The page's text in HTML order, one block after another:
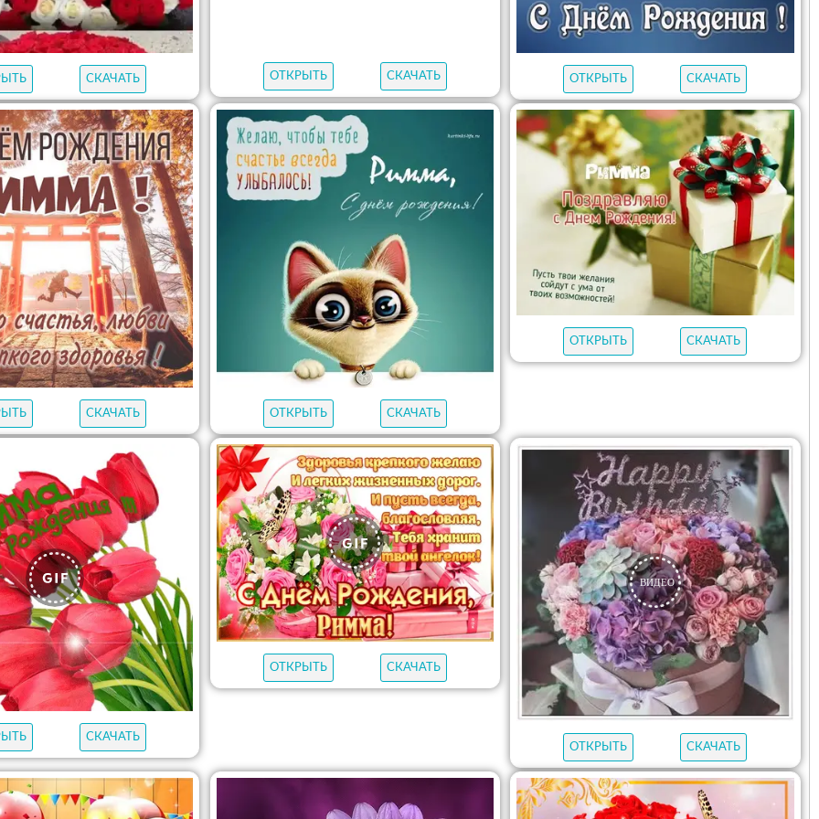
СКАЧАТЬ ОТКРЫТЬ СКАЧАТЬ ОТКРЫТЬ СКАЧАТЬ
СКАЧАТЬ ОТКРЫТЬ СКАЧАТЬ
ОТКРЫТЬ СКАЧАТЬ
СКАЧАТЬ
ОТКРЫТЬ СКАЧАТЬ
ОТКРЫТЬ СКАЧАТЬ